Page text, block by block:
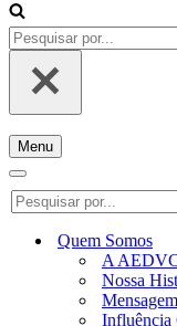
Pesquisar
por...
Menu
Menu
navegação
Menu
de
navegação
Pesquisar
por...
Quem Somos
A
Nossa
Influência